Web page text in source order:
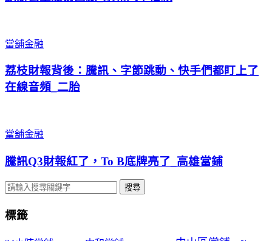
當舖金融
荔枝財報背後：騰訊、字節跳動、快手們都盯上了
在線音頻_二胎
當舖金融
騰訊Q3財報紅了，To B底牌亮了_高雄當鋪
搜尋
標籤